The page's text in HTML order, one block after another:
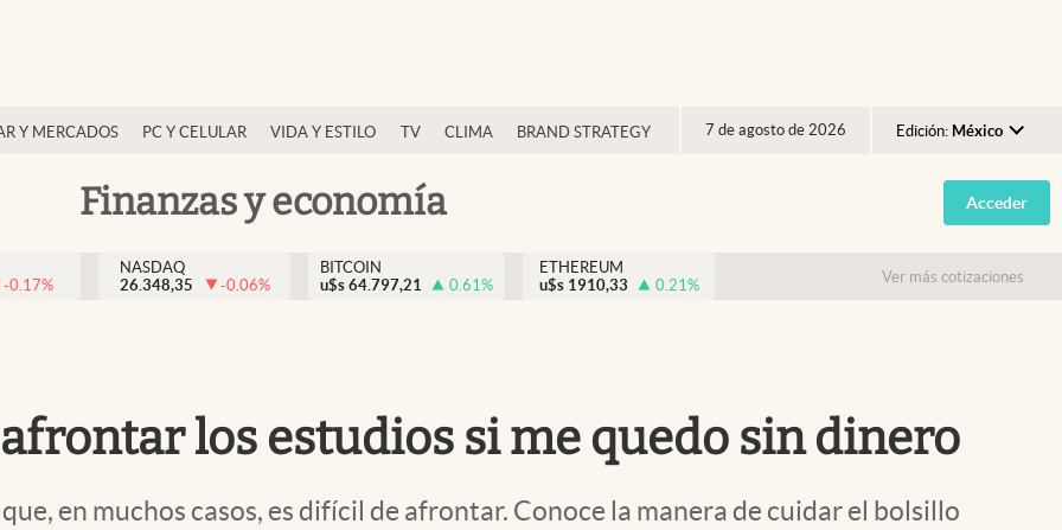
Y MERCADOS PC Y CELULAR VIDA Y ESTILO TV CLIMA BRAND STRATEGY 7 de agosto de 2026 Edición: México
Argentina
España
USA
Finanzas y economía Acceder
-0.17%
NASDAQ
26.348,35
-0.06%
BITCOIN
u$s 64.797,21 0.61%
ETHEREUM
u$s 1910,33 0.21% Ver más cotizaciones
los estudios si me quedo sin dinero
en muchos casos, es difícil de afrontar. Conoce la manera de cuidar el bolsillo